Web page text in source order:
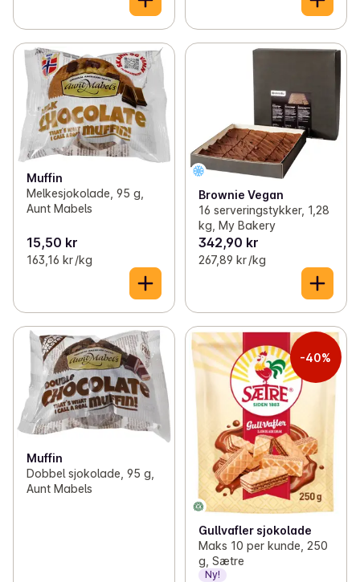
Muffin
Melkesjokolade, 95 g,
Aunt Mabels
15,50 kr
163,16 kr /kg
Brownie Vegan
16 serveringstykker, 1,28
kg, My Bakery
342,90 kr
267,89 kr /kg
Muffin
Dobbel sjokolade, 95 g,
Aunt Mabels
-40%
Gullvafler sjokolade
Maks 10 per kunde, 250
g, Sætre
Ny!